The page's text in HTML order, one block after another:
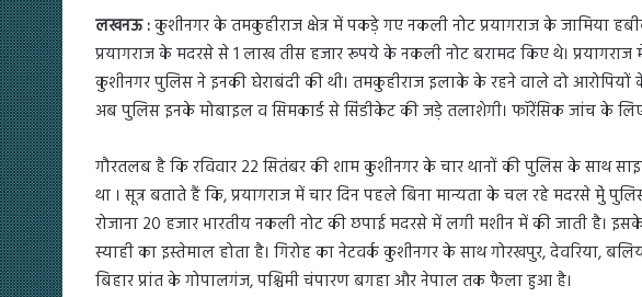
लखनऊ :कुशीनगर के तमकुहीराज क्षेत्र में पकड़े गए नकली नोट प्रयागराज के जामिया
प्रयागराज के मदरसे से 1 लाख तीस हजार रूपये के नकली नोट बरामद किए थे।
कुशीनगर पुलिस ने इनकी घेराबंदी की थी। तमकुहीराज इलाके के रहने वाले दो आरोपियों
अब पुलिस इनके मोबाइल व सिमकार्ड से सिंडीकेट की जड़े तलाशेगी। फॉरेंसिक जांच के
गौरतलब है कि रविवार 22 सितंबर की शाम कुशीनगर के चार थानों की पुलिस के साथ
था । सूत्र बताते हैं कि, प्रयागराज में चार दिन पहले बिना मान्यता के चल रहे मदरसे मेुं
रोजाना 20 हजार भारतीय नकली नोट की छपाई मदरसे में लगी मशीन में की जाती है।
स्याही का इस्तेमाल होता है। गिरोह का नेटवर्क कुशीनगर के साथ गोरखपुर, देवरिया,
बिहार प्रांत के गोपालगंज, पश्चिमी चंपारण बगहा और नेपाल तक फैला हुआ है।